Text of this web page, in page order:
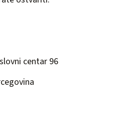
centar 96